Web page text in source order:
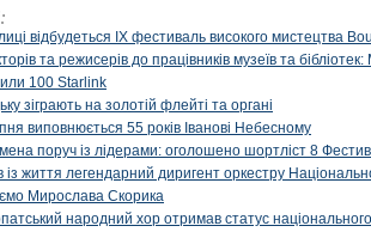
відбудеться IX фестиваль високого мистецтва
та режисерів до працівників музеїв та
100 Starlink
зіграють на золотій флейті та органі
виповнюється 55 років Іванові Небесному
поруч із лідерами: оголошено шортліст 8
із життя легендарний диригент оркестру
Мирослава Скорика
народний хор отримав статус національного